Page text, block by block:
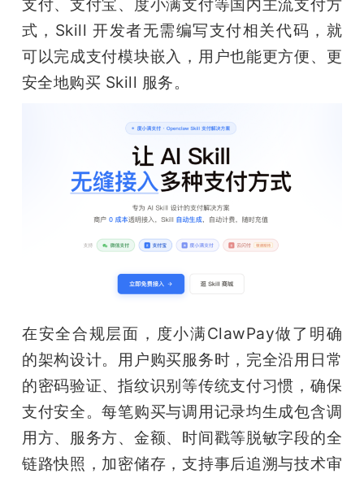
支付、支付宝、度小满支付等国内主流支付方
式，Skill 开发者无需编写支付相关代码，就
可以完成支付模块嵌入，用户也能更方便、更
安全地购买 Skill 服务。
在安全合规层面，度小满ClawPay做了明确
的架构设计。用户购买服务时，完全沿用日常
的密码验证、指纹识别等传统支付习惯，确保
支付安全。每笔购买与调用记录均生成包含调
用方、服务方、金额、时间戳等脱敏字段的全
链路快照，加密储存，支持事后追溯与技术审